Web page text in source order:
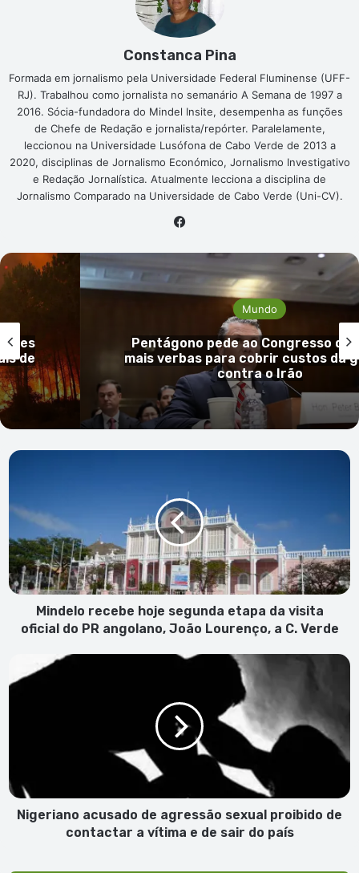
Constanca Pina
Formada em jornalismo pela Universidade Federal Fluminense (UFF-
RJ). Trabalhou como jornalista no semanário A Semana de 1997 a
2016. Sócia-fundadora do Mindel Insite, desempenha as funções
de Chefe de Redação e jornalista/repórter. Paralelamente,
leccionou na Universidade Lusófona de Cabo Verde de 2013 a
2020, disciplinas de Jornalismo Económico, Jornalismo Investigativo
e Redação Jornalística. Atualmente lecciona a disciplina de
Jornalismo Comparado na Universidade de Cabo Verde (Uni-CV).
Mundo
Guiné-Bissau confirma primeiro
mpox e reforça vigilância
Mindelo
segunda
etapa
da
visita
oficial
do
angolano,
Lourenço,
Mindelo recebe hoje segunda etapa da visita
oficial do PR angolano, João Lourenço, a C. Verde
Nigeriano
acusado
contactar
a
vítima
Nigeriano acusado de agressão sexual proibido de
contactar a vítima e de sair do país